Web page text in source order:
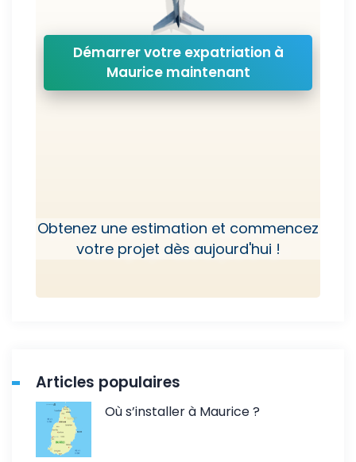
Démarrer votre expatriation à
Maurice maintenant
Obtenez une estimation et commencez
votre projet dès aujourd'hui !
Articles populaires
Où s’installer à Maurice ?